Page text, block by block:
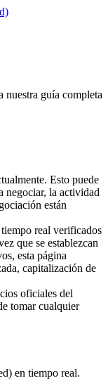
nuestra guía completa
Esto puede
negociar, la actividad
están
real verificados
que se establezcan
esta página
capitalización de
oficiales del
tomar cualquier
en tiempo real.